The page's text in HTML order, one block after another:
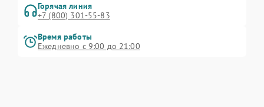
Горячая линия
+7 (800) 301-55-83
Время работы
Ежедневно с 9:00 до 21:00